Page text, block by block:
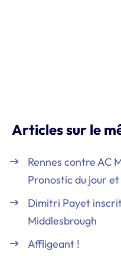
Articles sur le
Rennes contre AC
Pronostic du jour
Dimitri Payet
Middlesbrough
Affligeant !